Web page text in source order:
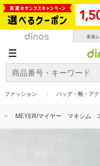
ファッション バッグ・靴・ア
MEYER/マイヤー マキシム